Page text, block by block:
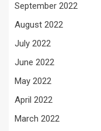
September 2022
August 2022
July 2022
June 2022
May 2022
April 2022
March 2022